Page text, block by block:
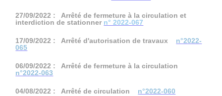
27/09/2022 : Arrêté de fermeture à la circulation et
interdiction de stationner n° 2022-067
17/09/2022 : Arrêté d'autorisation de travaux n°2022-
065
06/09/2022 : Arrêté de fermeture à la circulation
n°2022-063
04/08/2022 : Arrêté de circulation n°2022-060